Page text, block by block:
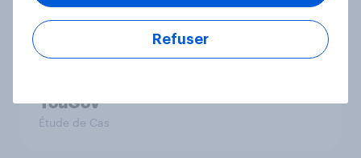
How The Hygiene Bank raised
YouGov
Étude de Cas
Refuser